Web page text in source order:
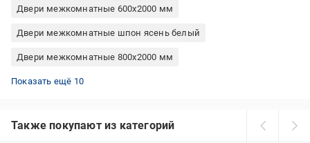
Двери межкомнатные 600x2000 мм
Двери межкомнатные шпон ясень белый
Двери межкомнатные 800x2000 мм
Межкомнатные двери из сосны под покраску
Двери межкомнатные белые со стеклом
Двери межкомнатные МДФ ламинированное
Двери межкомнатные ПВХ-пленка белый
Двери межкомнатные деревянные под покраску
Двери межкомнатные светлые со стеклом
Межкомнатные двери шпон со стеклом
Межкомнатные распашные двери со стеклом
Двери межкомнатные МДФ под покраску
Деревянные межкомнатные двери со стеклом
Показать ещё 10
Также покупают из категорий